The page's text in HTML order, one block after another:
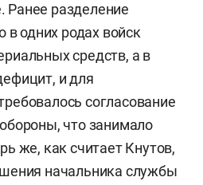
разделение
в одних родах войск
средств, а в
и для
согласование
что занимало
же, как считает Кнутов,
начальника службы